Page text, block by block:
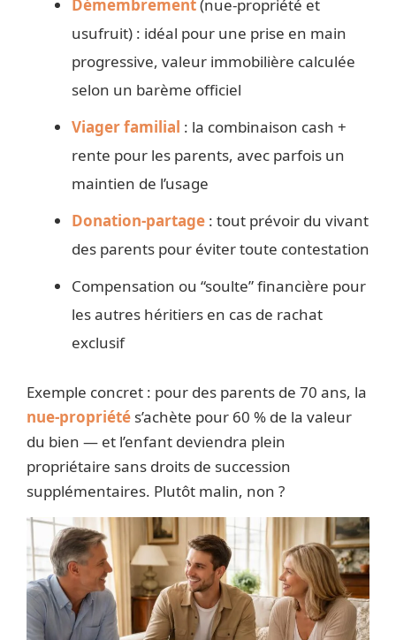
Démembrement(nue-propriété et
usufruit) : idéal pour une prise en main
progressive, valeur immobilière calculée
selon un barème officiel
Viager familial : la combinaison cash +
rente pour les parents, avec parfois un
maintien de l’usage
Donation-partage : tout prévoir du vivant
des parents pour éviter toute contestation
Compensation ou “soulte” financière pour
les autres héritiers en cas de rachat
exclusif
Exemple concret : pour des parents de 70 ans, la
nue-propriété s’achète pour 60 % de la valeur
du bien — et l’enfant deviendra plein
propriétaire sans droits de succession
supplémentaires. Plutôt malin, non ?